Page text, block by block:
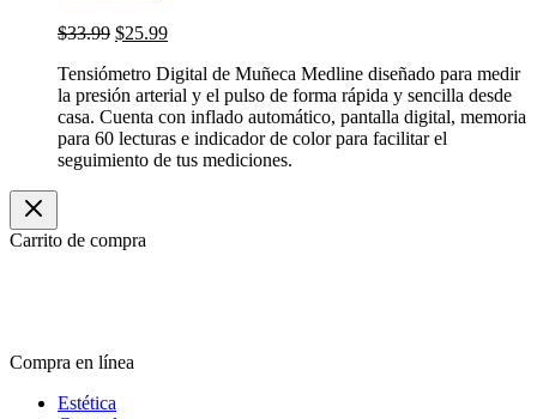
$33.99 El
original
era:
$33.99.
$25.99El
actual
es:
$25.99.
Tensiómetro Digital de Muñeca Medline diseñado para medir
la presión arterial y el pulso de forma rápida y sencilla desde
casa. Cuenta con inflado automático, pantalla digital, memoria
para 60 lecturas e indicador de color para facilitar el
seguimiento de tus mediciones.
Carrito de compra
Compra en línea
Estética